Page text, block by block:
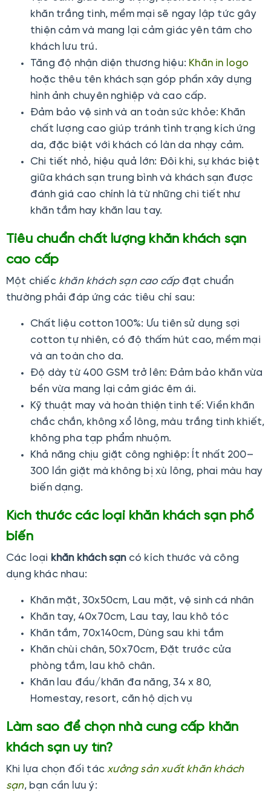
khăn trắng tinh, mềm mại sẽ ngay lập tức gây
thiện cảm và mang lại cảm giác yên tâm cho
khách lưu trú.
Tăng độ nhận diện thương hiệu: Khăn in logo
hoặc thêu tên khách sạn góp phần xây dựng
hình ảnh chuyên nghiệp và cao cấp.
Đảm bảo vệ sinh và an toàn sức khỏe: Khăn
chất lượng cao giúp tránh tình trạng kích ứng
da, đặc biệt với khách có làn da nhạy cảm.
Chi tiết nhỏ, hiệu quả lớn: Đôi khi, sự khác biệt
giữa khách sạn trung bình và khách sạn được
đánh giá cao chính là từ những chi tiết như
khăn tắm hay khăn lau tay.
Tiêu chuẩn chất lượng khăn khách sạn
cao cấp
Một chiếc khăn khách sạn cao cấpđạt chuẩn
thường phải đáp ứng các tiêu chí sau:
Chất liệu cotton 100%: Ưu tiên sử dụng sợi
cotton tự nhiên, có độ thấm hút cao, mềm mại
và an toàn cho da.
Độ dày từ 400 GSM trở lên: Đảm bảo khăn vừa
bền vừa mang lại cảm giác êm ái.
Kỹ thuật may và hoàn thiện tinh tế: Viền khăn
chắc chắn, không xổ lông, màu trắng tinh khiết,
không pha tạp phẩm nhuộm.
Khả năng chịu giặt công nghiệp: Ít nhất 200–
300 lần giặt mà không bị xù lông, phai màu hay
biến dạng.
Kích thước các loại khăn khách sạn phổ
biến
Các loại khăn khách sạncó kích thước và công
dụng khác nhau:
Khăn mặt, 30x50cm, Lau mặt, vệ sinh cá nhân
Khăn tay, 40x70cm, Lau tay, lau khô tóc
Khăn tắm, 70x140cm, Dùng sau khi tắm
Khăn chùi chân, 50x70cm, Đặt trước cửa
phòng tắm, lau khô chân.
Khăn lau đầu/khăn đa năng, 34 x 80,
Homestay, resort, căn hộ dịch vụ
Làm sao để chọn nhà cung cấp khăn
khách sạn uy tín?
Khi lựa chọn đối tácxưởng sản xuất khăn khách
sạn, bạn cần lưu ý: